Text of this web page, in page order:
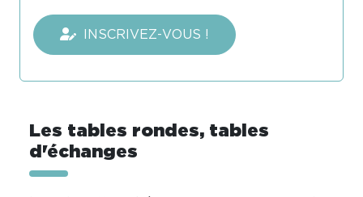
INSCRIVEZ-VOUS !
Les tables rondes, tables
d'échanges